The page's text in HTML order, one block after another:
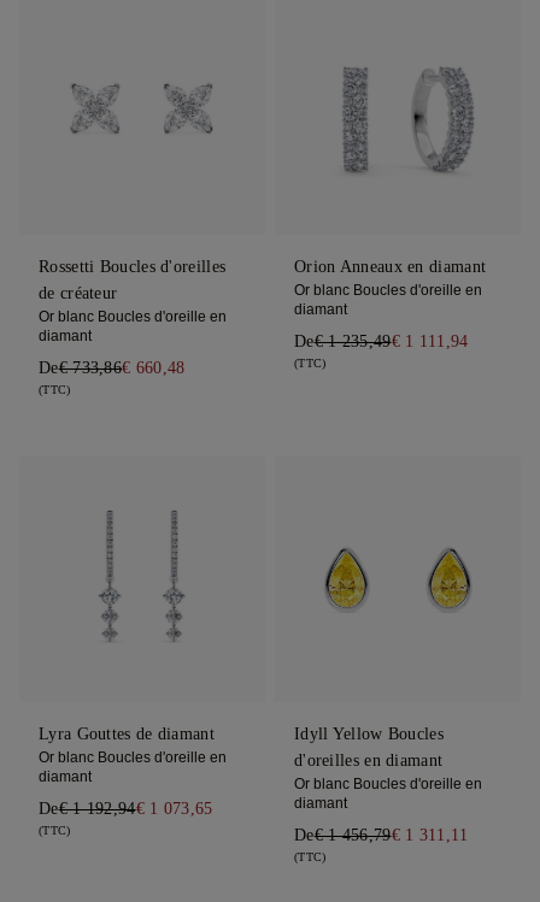
Rossetti Boucles d'oreilles
de créateur
Or blanc Boucles d'oreille en
diamant
De€ 733,86€ 660,48
(TTC)
Orion Anneaux en diamant
Or blanc Boucles d'oreille en
diamant
De€ 1 235,49€ 1 111,94
(TTC)
Lyra Gouttes de diamant
Or blanc Boucles d'oreille en
diamant
De€ 1 192,94€ 1 073,65
(TTC)
Idyll Yellow Boucles
d'oreilles en diamant
Or blanc Boucles d'oreille en
diamant
De€ 1 456,79€ 1 311,11
(TTC)